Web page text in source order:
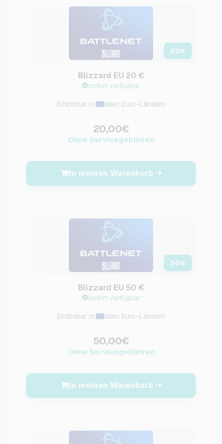
20€
Blizzard EU 20 €
sofort verfügbar
Einlösbar in: allen Euro-Ländern
20,00€
Ohne Servicegebühren
In meinen Warenkorb
50€
Blizzard EU 50 €
sofort verfügbar
Einlösbar in: allen Euro-Ländern
50,00€
Ohne Servicegebühren
In meinen Warenkorb